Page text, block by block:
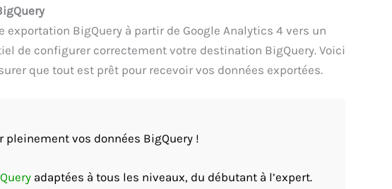
BigQuery à partir de Google Analytics 4 vers un
de configurer correctement votre destination BigQuery. Voici
que tout est prêt pour recevoir vos données exportées.
pleinement vos données BigQuery !
adaptées à tous les niveaux, du débutant à l’expert.